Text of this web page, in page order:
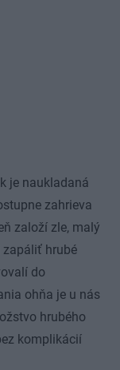
je naukladaná
zahrieva
založí zle, malý
zapáliť hrubé
do
ohňa je u nás
hrubého
komplikácií